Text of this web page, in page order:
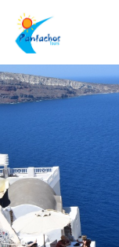
Μεταπηδήστε
στο
περιεχόμενο